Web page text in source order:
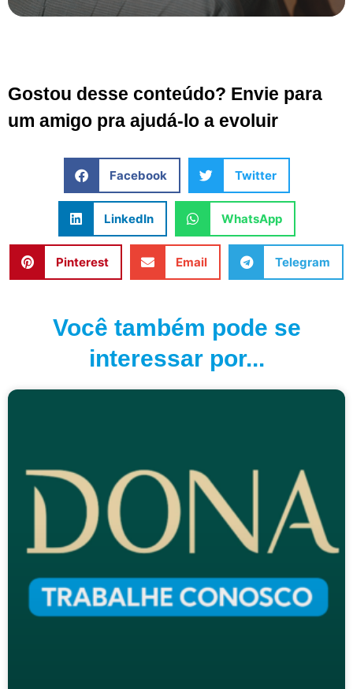
Gostou desse conteúdo? Envie para
um amigo pra ajudá-lo a evoluir
Facebook Twitter
LinkedIn WhatsApp
Pinterest Email Telegram
Você também pode se
interessar por...